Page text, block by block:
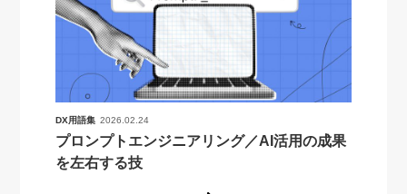
DX用語集 2026.02.24
プロンプトエンジニアリング／AI活用の成果
を左右する技